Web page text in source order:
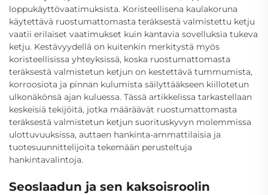
loppukäyttövaatimuksista. Koristeellisena kaulakoruna
käytettävä ruostumattomasta teräksestä valmistettu ketju
vaatii erilaiset vaatimukset kuin kantavia sovelluksia tukeva
ketju. Kestävyydellä on kuitenkin merkitystä myös
koristeellisissa yhteyksissä, koska ruostumattomasta
teräksestä valmistetun ketjun on kestettävä tummumista,
korroosiota ja pinnan kulumista säilyttääkseen kiillotetun
ulkonäkönsä ajan kuluessa. Tässä artikkelissa tarkastellaan
keskeisiä tekijöitä, jotka määräävät ruostumattomasta
teräksestä valmistetun ketjun suorituskyvyn molemmissa
ulottuvuuksissa, auttaen hankinta-ammattilaisia ja
tuotesuunnittelijoita tekemään perusteltuja
hankintavalintoja.
Seoslaadun ja sen kaksoisroolin